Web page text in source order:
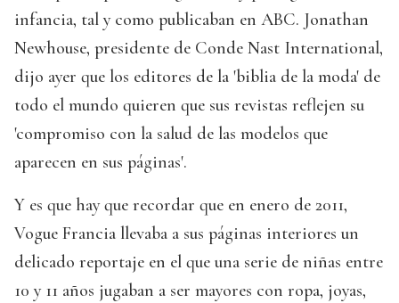
infancia, tal y como publicaban en ABC. Jonathan
Newhouse, presidente de Conde Nast International,
dijo ayer que los editores de la 'biblia de la moda' de
todo el mundo quieren que sus revistas reflejen su
'compromiso con la salud de las modelos que
aparecen en sus páginas'.
Y es que hay que recordar que en enero de 2011,
Vogue Francia llevaba a sus páginas interiores un
delicado reportaje en el que una serie de niñas entre
10 y 11 años jugaban a ser mayores con ropa, joyas,